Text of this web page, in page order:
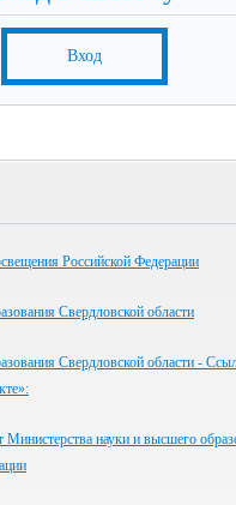
Вход
Российской Федерации
Свердловской области
Свердловской области -
науки и высшего